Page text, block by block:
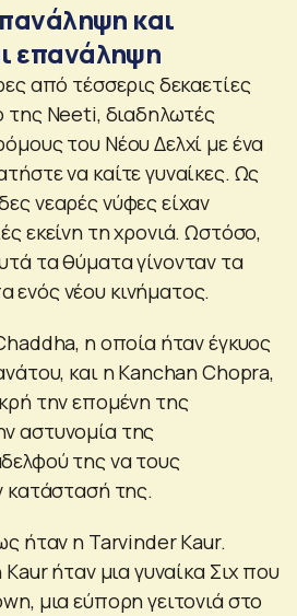
και
επανάληψη
από τέσσερις δεκαετίες
της Neeti, διαδηλωτές
του Νέου Δελχί με ένα
να καίτε γυναίκες. Ως
νεαρές νύφες είχαν
εκείνη τη χρονιά. Ωστόσο,
τα θύματα γίνονταν τα
νέου κινήματος.
η οποία ήταν έγκυος
και η Kanchan Chopra,
την επομένη της
αστυνομία της
της να τους
κατάστασή της.
ήταν η Tarvinder Kaur.
ήταν μια γυναίκα Σιχ που
μια εύπορη γειτονιά στο